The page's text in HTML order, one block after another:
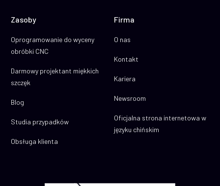
Zasoby
Oprogramowanie do wyceny
obróbki CNC
Darmowy projektant miękkich
szczęk
Blog
Studia przypadków
Obsługa klienta
Firma
O nas
Kontakt
Kariera
Newsroom
Oficjalna strona internetowa w
języku chińskim